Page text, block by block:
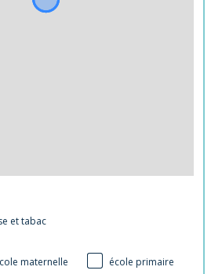
et tabac
maternelle
école primaire